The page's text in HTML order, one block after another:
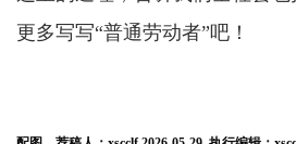
更多写写“普通劳动者”吧！